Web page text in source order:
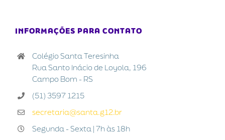
INFORMAÇÕES PARA CONTATO
Colégio Santa Teresinha
Rua Santo Inácio de Loyola, 196
Campo Bom - RS
(51) 3597 1215
secretaria@santa.g12.br
Segunda - Sexta | 7h às 18h